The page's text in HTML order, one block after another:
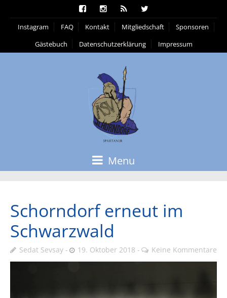
Instagram FAQ Kontakt Mitgliedschaft
Sponsoren
Gästebuch
Datenschutzerklärung Impressum
Menu
Schorndorf erneut im
Schwarzwald
Sedat Sevsay 19. Oktober 2018 Keine Kommentare